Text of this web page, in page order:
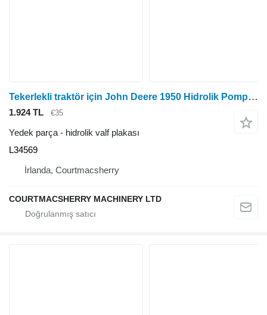
Tekerlekli traktör için John Deere 1950 Hidrolik Pompa Tahrik Kaplin L34569 hidrolik valf plakası
1.924 TL €35
Yedek parça - hidrolik valf plakası
L34569
İrlanda, Courtmacsherry
COURTMACSHERRY MACHINERY LTD